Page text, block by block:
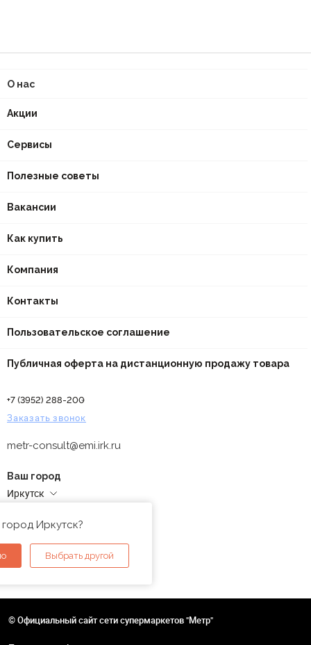
О нас
Акции
Сервисы
Полезные советы
Вакансии
Как купить
Компания
Контакты
Пользовательское соглашение
Публичная оферта на дистанционную продажу товара
+7 (3952) 288-200
Заказать звонок
metr-consult@emi.irk.ru
Ваш город
Иркутск
Иркутск?
Выбрать другой
© Официальный сайт сети супермаркетов "Метр"